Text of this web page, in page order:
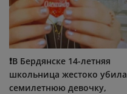
❗️В Бердянске 14-летняя
школьница жестоко убила
семилетнюю девочку,